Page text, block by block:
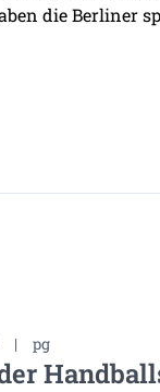
die Berliner
| pg